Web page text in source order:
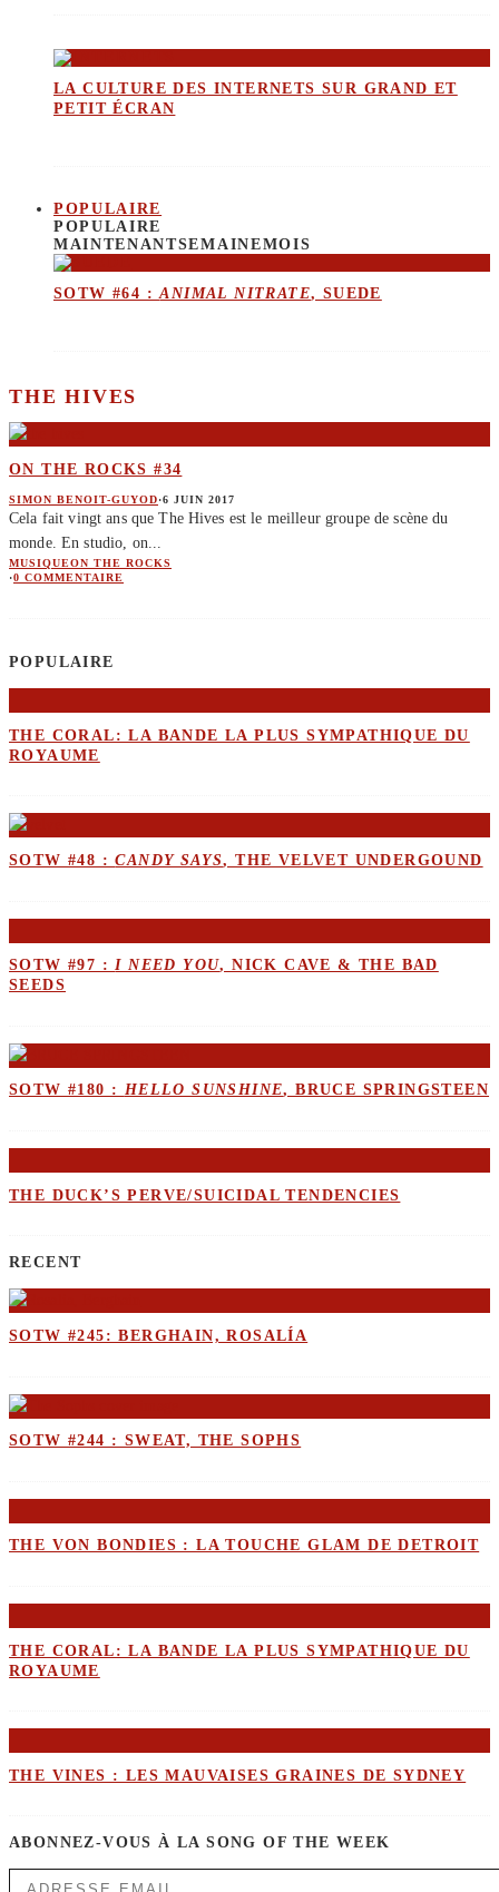
LA CULTURE DES INTERNETS SUR GRAND ET
PETIT ÉCRAN
POPULAIRE
POPULAIRE
MAINTENANTSEMAINEMOIS
SOTW #64 :ANIMAL NITRATE, SUEDE
THE HIVES
ON THE ROCKS #34
SIMON BENOIT-GUYOD·6 JUIN 2017
Cela fait vingt ans que The Hives est le meilleur groupe de scène du
monde. En studio, on...
MUSIQUEON THE ROCKS
·0 COMMENTAIRE
POPULAIRE
THE CORAL: LA BANDE LA PLUS SYMPATHIQUE DU
ROYAUME
SOTW #48 :CANDY SAYS, THE VELVET UNDERGOUND
SOTW #97 :I NEED YOU, NICK CAVE & THE BAD
SEEDS
SOTW #180 : HELLO SUNSHINE, BRUCE SPRINGSTEEN
THE DUCK’S PERVE/SUICIDAL TENDENCIES
RECENT
SOTW #245: BERGHAIN, ROSALÍA
SOTW #244 : SWEAT, THE SOPHS
THE VON BONDIES : LA TOUCHE GLAM DE DETROIT
THE CORAL: LA BANDE LA PLUS SYMPATHIQUE DU
ROYAUME
THE VINES : LES MAUVAISES GRAINES DE SYDNEY
ABONNEZ-VOUS À LA SONG OF THE WEEK